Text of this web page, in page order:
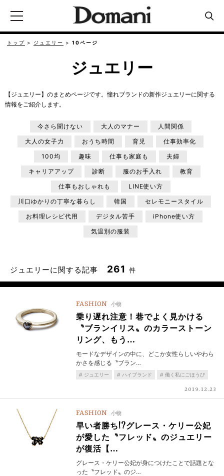
トップ ジュエリー 10ページ
ジュエリー
【ジュエリー】のまとめページです。憧れブランドの新作ジュエリーに関する
情報をご紹介します。
今さら聞けない 大人のマナー
人間関係
大人の女子力
おうち時間 育児
仕事効率化
100均
趣味 仕事も家庭も
夫婦
キャリアアップ
診断 服のお手入れ
教育
仕事もおしゃれも
LINE使い方
川口ゆかりの丁寧な暮らし
韓国
セレモニースタイル
お料理レシピ代用
デジタル苦手
iPhone使い方
気温別の服装
ジュエリーに関する記事 261 件
FASHION 小物
乗り遅れ注意！巷でよく見かける
〝ブランイリス〟のカラーストーン
リング、もう…
モードなデザインの中に、どこか女性らしいやわら
かさを感じる〝ブラン…
ジュエリー ハイブランド 働く私にごほうび
2019.12.23
FASHION 小物
早い者勝ち!?グレース・ケリー公妃
が愛した〝フレッド〟のジュエリー
が復活【…
グレース・ケリー公妃が身につけたことで話題とな
った〝フレッド〟のジ…